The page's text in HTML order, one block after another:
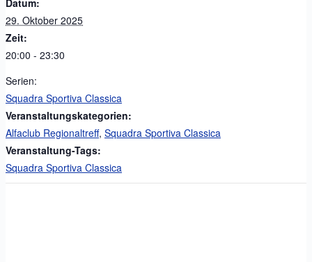
29. Oktober 2025
Zeit:
20:00 - 23:30
Serien:
Squadra Sportiva Classica
Veranstaltungskategorien:
Alfaclub Regionaltreff, Squadra Sportiva Classica
Veranstaltung-Tags:
Squadra Sportiva Classica